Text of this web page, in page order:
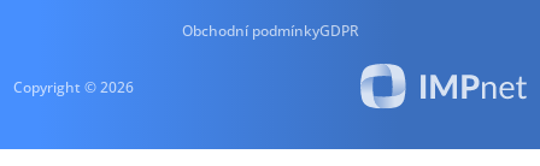
Obchodní podmínkyGDPR
Copyright © 2026